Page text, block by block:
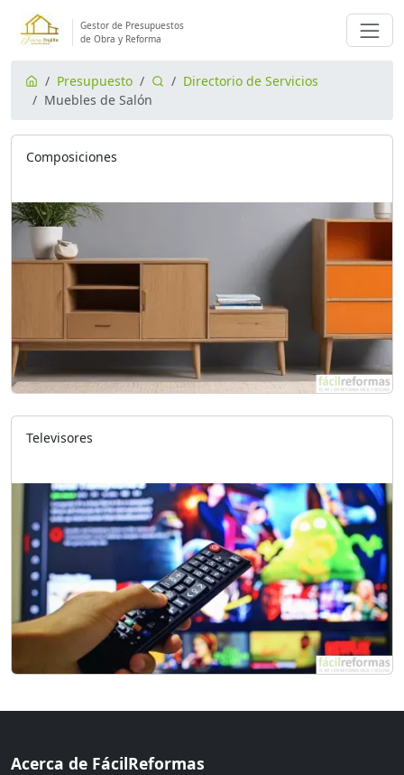
Gestor de Presupuestos
de Obra y Reforma
Presupuesto
Directorio de Servicios
Muebles de Salón
Composiciones
Televisores
Acerca de FácilReformas